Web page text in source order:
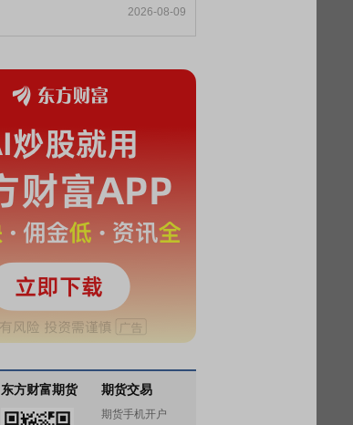
2026-08-09
东方财富期货 期货交易
期货手机开户